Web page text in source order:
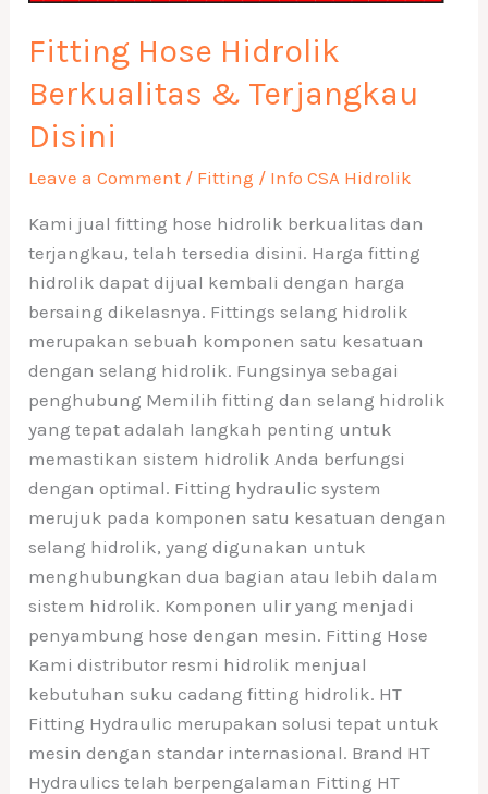
Fitting Hose Hidrolik
Berkualitas & Terjangkau
Disini
Leave a Comment / Fitting / Info CSA Hidrolik
Kami jual fitting hose hidrolik berkualitas dan
terjangkau, telah tersedia disini. Harga fitting
hidrolik dapat dijual kembali dengan harga
bersaing dikelasnya. Fittings selang hidrolik
merupakan sebuah komponen satu kesatuan
dengan selang hidrolik. Fungsinya sebagai
penghubung Memilih fitting dan selang hidrolik
yang tepat adalah langkah penting untuk
memastikan sistem hidrolik Anda berfungsi
dengan optimal. Fitting hydraulic system
merujuk pada komponen satu kesatuan dengan
selang hidrolik, yang digunakan untuk
menghubungkan dua bagian atau lebih dalam
sistem hidrolik. Komponen ulir yang menjadi
penyambung hose dengan mesin. Fitting Hose
Kami distributor resmi hidrolik menjual
kebutuhan suku cadang fitting hidrolik. HT
Fitting Hydraulic merupakan solusi tepat untuk
mesin dengan standar internasional. Brand HT
Hydraulics telah berpengalaman Fitting HT